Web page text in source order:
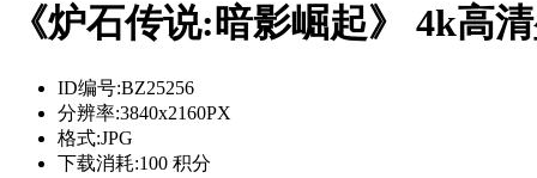
《炉石传说:暗影崛起》 4k高
ID编号:BZ25256
分辨率:3840x2160PX
格式:JPG
下载消耗:100 积分